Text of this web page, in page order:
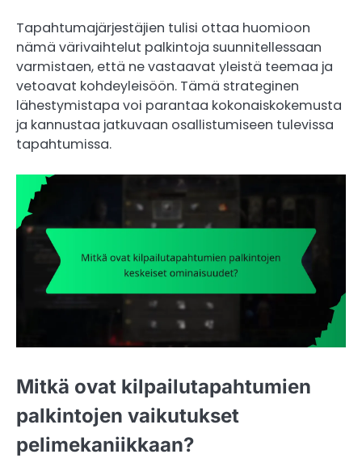
Tapahtumajärjestäjien tulisi ottaa huomioon
nämä värivaihtelut palkintoja suunnitellessaan
varmistaen, että ne vastaavat yleistä teemaa ja
vetoavat kohdeyleisöön. Tämä strateginen
lähestymistapa voi parantaa kokonaiskokemusta
ja kannustaa jatkuvaan osallistumiseen tulevissa
tapahtumissa.
Mitkä ovat kilpailutapahtumien
palkintojen vaikutukset
pelimekaniikkaan?